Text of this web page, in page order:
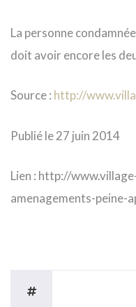
La personne
doit avoir encore les
Source : http://
Publié le 27 juin 2014
Lien : http://
amenagements-peine-